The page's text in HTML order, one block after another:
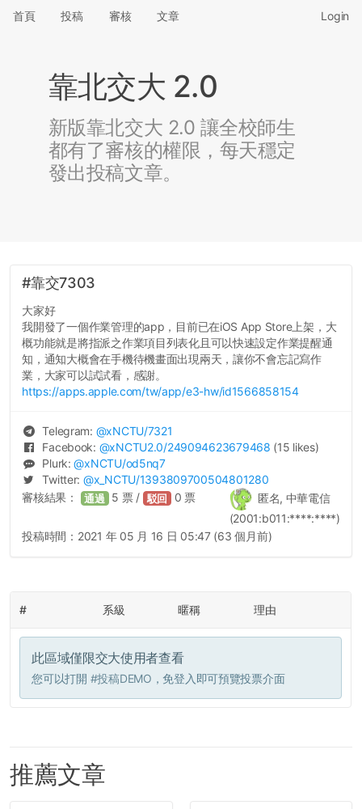
首頁 投稿 審核 文章 Login
靠北交大 2.0
新版靠北交大 2.0 讓全校師生
都有了審核的權限，每天穩定
發出投稿文章。
#靠交7303
大家好
我開發了一個作業管理的app，目前已在iOS App Store上架，大
概功能就是將指派之作業項目列表化且可以快速設定作業提醒通
知，通知大概會在手機待機畫面出現兩天，讓你不會忘記寫作
業，大家可以試試看，感謝。
https://apps.apple.com/tw/app/e3-hw/id1566858154
Telegram: @xNCTU/7321
Facebook: @xNCTU2.0/249094623679468 (15 likes)
Plurk:@xNCTU/od5nq7
Twitter: @x_NCTU/1393809700504801280
匿名, 中華電信
(2001:b011:****:****)
審核結果： 通過 5 票 / 駁回 0 票
投稿時間： 2021 年 05 月 16 日 05:47 (63 個月前)
# 系級 暱稱 理由
此區域僅限交大使用者查看
您可以打開 #投稿DEMO ，免登入即可預覽投票介面
推薦文章